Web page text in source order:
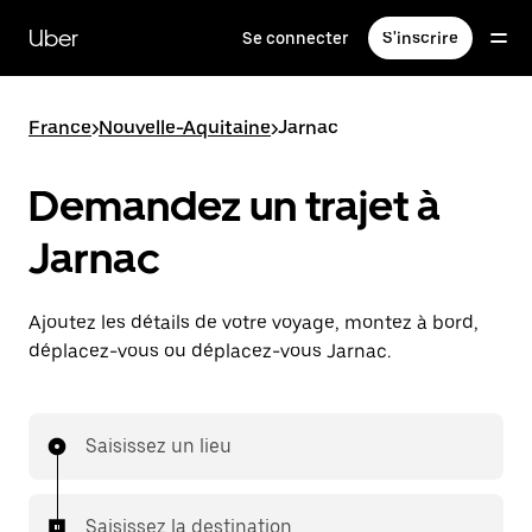
contenu
principal
Uber Se connecter S'inscrire
France>Nouvelle-Aquitaine>Jarnac
Demandez un trajet à
Jarnac
Ajoutez les détails de votre voyage, montez à bord,
déplacez-vous ou déplacez-vous Jarnac.
Saisissez un lieu
Saisissez la destination